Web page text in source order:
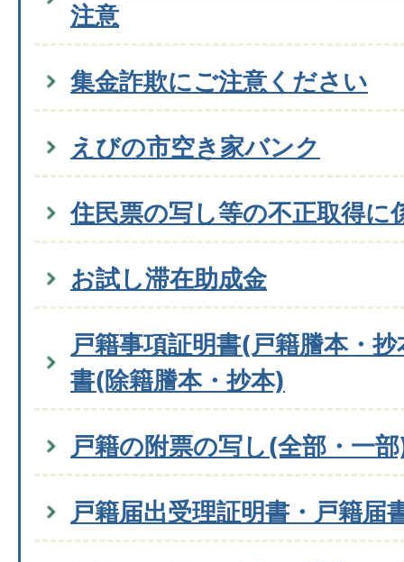
注意
集金詐欺にご注意ください
えびの市空き家バンク
住民票の写し等の不正取得に
お試し滞在助成金
戸籍事項証明書(戸籍謄本・
書(除籍謄本・抄本)
戸籍の附票の写し(全部・一
戸籍届出受理証明書・戸籍届